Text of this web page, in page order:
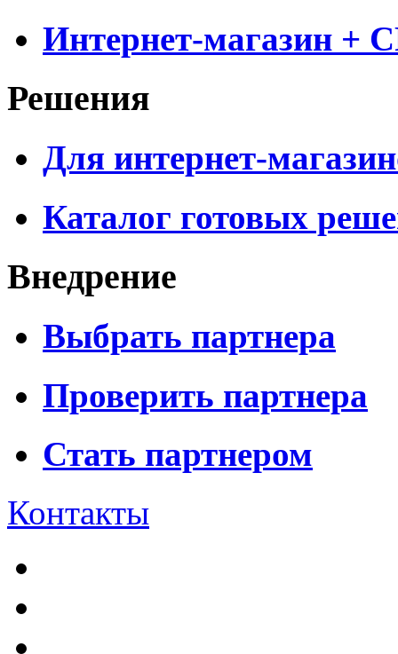
Интернет-магазин +
Решения
Для интернет-
Каталог готовых
Внедрение
Выбрать партнера
Проверить партнера
Стать партнером
Контакты